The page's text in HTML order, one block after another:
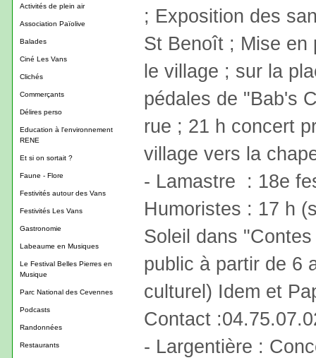
Activités de plein air
Association Païolive
Balades
Ciné Les Vans
Clichés
Commerçants
Délires perso
Education à l'environnement
RENE
Et si on sortait ?
Faune - Flore
Festivités autour des Vans
Festivités Les Vans
Gastronomie
Labeaume en Musiques
Le Festival Belles Pierres en
Musique
Parc National des Cevennes
Podcasts
Randonnées
Restaurants
; Exposition des
St Benoît ; Mise en
le village ; sur la
pédales de "Bab's
rue ; 21 h concert
village vers la
- Lamastre : 18e
Humoristes : 17 h
Soleil dans
public à partir de 6
culturel) Idem et
Contact
- Largentière :